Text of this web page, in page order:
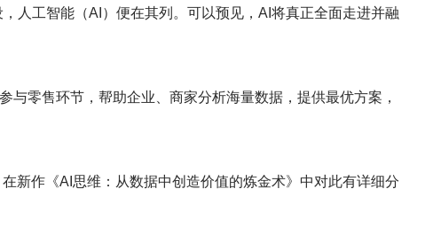
人工智能（AI）便在其列。可以预见，AI将真正全面走进并融
零售环节，帮助企业、商家分析海量数据，提供最优方案，
新作《AI思维：从数据中创造价值的炼金术》中对此有详细分